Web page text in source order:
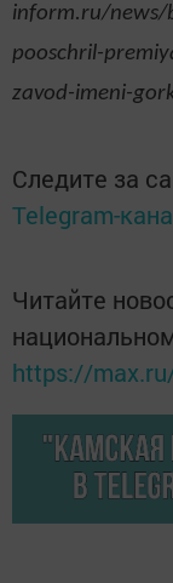
inform.ru/news/
pooschril-
zavod-imeni-
Следите за
Telegram-
Читайте
https://